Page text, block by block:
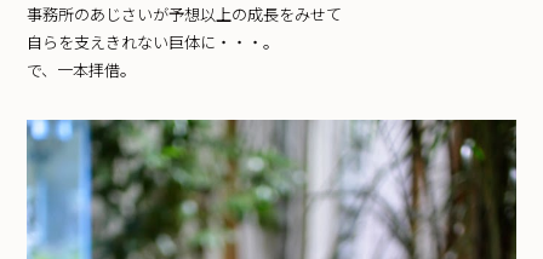
事務所のあじさいが予想以上の成長をみせて
自らを支えきれない巨体に・・・。
で、一本拝借。